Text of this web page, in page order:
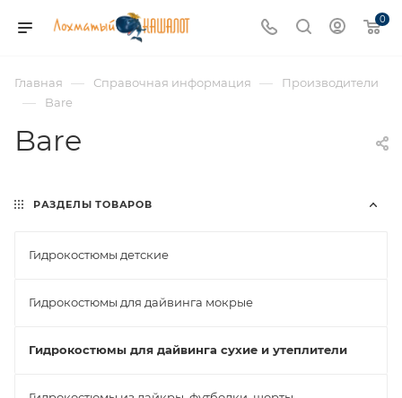
0
Главная — Справочная информация — Производители
— Bare
Bare
РАЗДЕЛЫ ТОВАРОВ
Гидрокостюмы детские
Гидрокостюмы для дайвинга мокрые
Гидрокостюмы для дайвинга сухие и утеплители